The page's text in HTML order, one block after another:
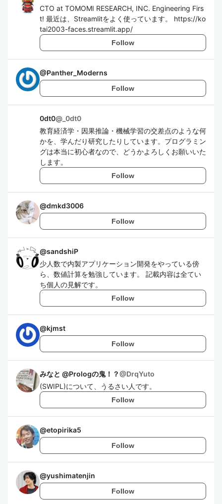
CTO at TOMOMI RESEARCH, INC. Engineering Firs
t! 最近は、Streamlitをよく使っています。 https://ko
tai2003-faces.streamlit.app/
Follow
@Panther_Moderns
Follow
0dt0@ _0dt0
教育経済学・因果推論・機械学習の交差点のような何
かを、学んだり研究したりしています。プログラミン
グは本当に初心者なので、どうかよろしくお願いいた
します。
Follow
@dmkd3006
Follow
@sandshiP
少人数で内製アプリケーション開発をやっている傍
ら、数値計算を勉強しています。 記載内容は全てい
ち個人の見解です。
Follow
@kjmst
Follow
みなと @Prologの鬼！？@DrqYuto
(SWIPL)について、うるさい人です。
Follow
@etopirika5
Follow
@yushimatenjin
Follow